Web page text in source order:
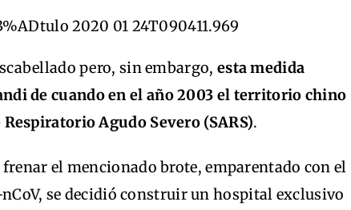
pero, sin embargo, esta medida
de cuando en el año 2003 el territorio chino
Agudo Severo (SARS).
el mencionado brote, emparentado con el
se decidió construir un hospital exclusivo